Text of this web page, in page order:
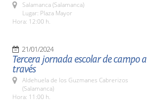
Salamanca (Salamanca)
Lugar: Plaza Mayor
Hora: 12:00 h.
21/01/2024
Tercera jornada escolar de campo a
través
Aldehuela de los Guzmanes Cabrerizos
(Salamanca)
Hora: 11:00 h.